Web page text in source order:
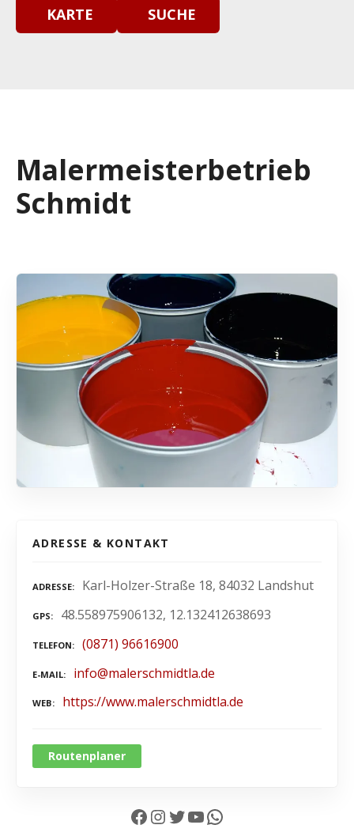
KARTE SUCHE
Malermeisterbetrieb
Schmidt
ADRESSE & KONTAKT
ADRESSE Karl-Holzer-Straße 18, 84032 Landshut
GPS 48.558975906132, 12.132412638693
TELEFON (0871) 96616900
E-MAIL info@malerschmidtla.de
WEB https://www.malerschmidtla.de
Routenplaner
Facebook InstagramTwitter YouTube WhatsApp